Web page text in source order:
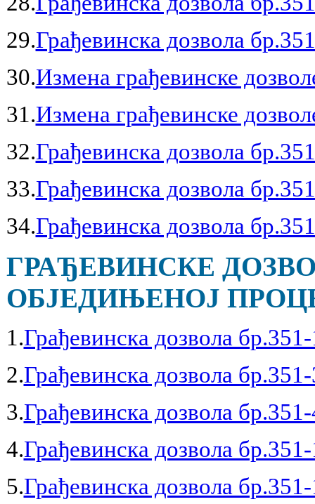
29.Грађевинска дозвола
30.Измена грађевинске
31.Измена грађевинске
32.Грађевинска дозвола
33.Грађевинска дозвола
34.Грађевинска дозвола
ГРАЂЕВИНСКЕ
ОБЈЕДИЊЕНОЈ
1.Грађевинска дозвола
2.Грађевинска дозвола
3.Грађевинска дозвола
4.Грађевинска дозвола
5.Грађевинска дозвола